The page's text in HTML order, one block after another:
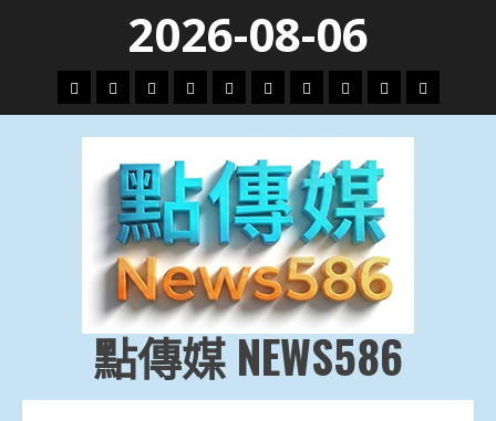
content
2026-08-06
頭
條
財
經
地
方.
會
文
教.
技
專
題
娛
樂
劇
政
治
國
際
運
動
生
活
點傳媒 NEWS586